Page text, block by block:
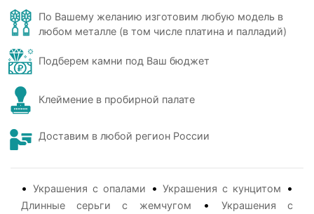
По Вашему желанию изготовим любую модель в
любом металле (в том числе платина и палладий)
Подберем камни под Ваш бюджет
Клеймение в пробирной палате
Доставим в любой регион России
• Украшения с опалами •Украшения с кунцитом •
Длинные серьги с жемчугом • Украшения с